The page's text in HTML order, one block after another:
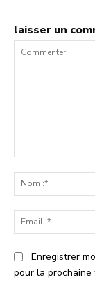
laisser un
Enregistrer
pour la prochaine